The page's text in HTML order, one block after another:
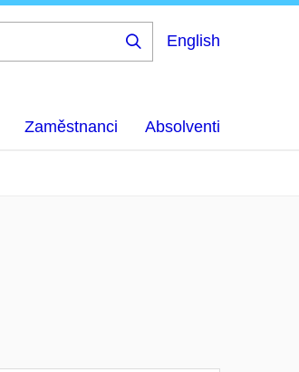
English
Zaměstnanci Absolventi